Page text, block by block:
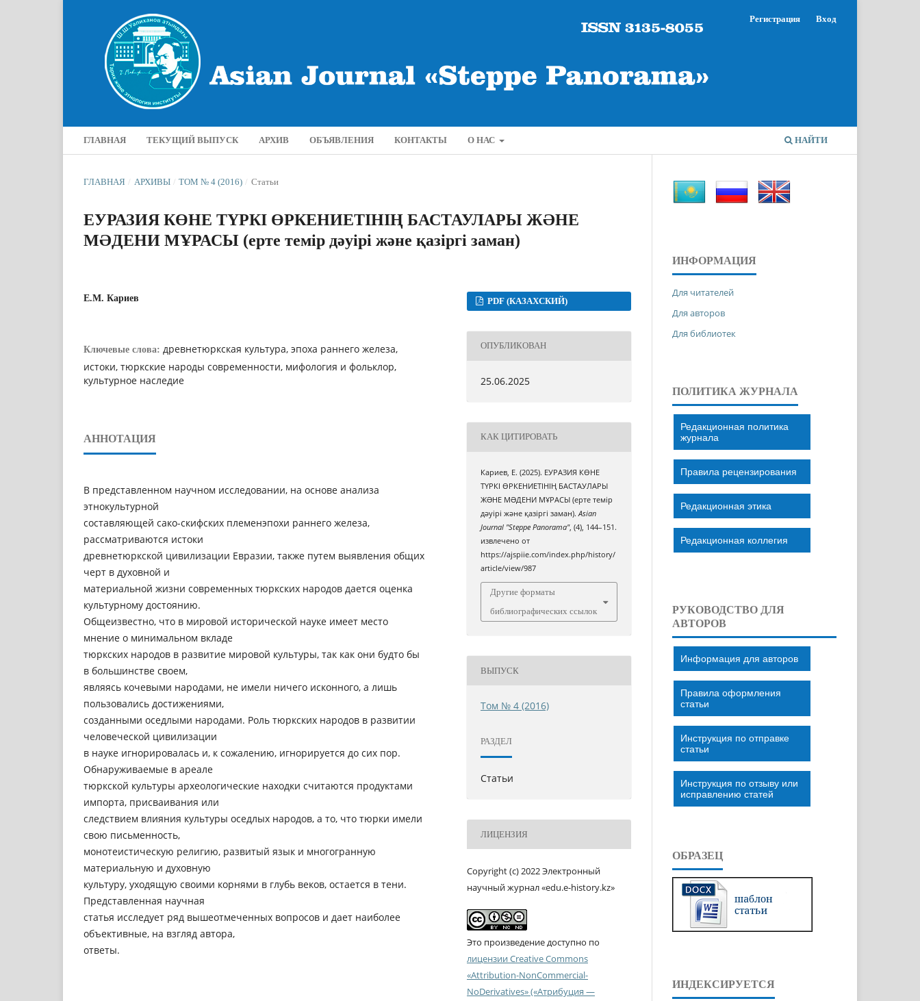
ГЛАВНАЯ ТЕКУЩИЙ ВЫПУСК АРХИВ ОБЪЯВЛЕНИЯ КОНТАКТЫ О НАС НАЙТИ
Регистрация Вход
ГЛАВНАЯ / АРХИВЫ / ТОМ № 4 (2016) / Статьи
ЕУРАЗИЯ КӨНЕ ТҮРКІ ӨРКЕНИЕТІНІҢ БАСТАУЛАРЫ ЖƏНЕ
МƏДЕНИ МҰРАСЫ (ерте темір дәуірі және қазіргі заман)
Е.М. Кариев
Ключевые слова: древнетюркская культура, эпоха раннего железа,
истоки, тюркские народы современности, мифология и фольклор,
культурное наследие
АННОТАЦИЯ
В представленном научном исследовании, на основе анализа
этнокультурной
составляющей сако-скифских племенэпохи раннего железа,
рассматриваются истоки
древнетюркской цивилизации Евразии, также путем выявления общих
черт в духовной и
материальной жизни современных тюркских народов дается оценка
культурному достоянию.
Общеизвестно, что в мировой исторической науке имеет место
мнение о минимальном вкладе
тюркских народов в развитие мировой культуры, так как они будто бы
в большинстве своем,
являясь кочевыми народами, не имели ничего исконного, а лишь
пользовались достижениями,
созданными оседлыми народами. Роль тюркских народов в развитии
человеческой цивилизации
в науке игнорировалась и, к сожалению, игнорируется до сих пор.
Обнаруживаемые в ареале
тюркской культуры археологические находки считаются продуктами
импорта, присваивания или
следствием влияния культуры оседлых народов, а то, что тюрки имели
свою письменность,
монотеистическую религию, развитый язык и многогранную
материальную и духовную
культуру, уходящую своими корнями в глубь веков, остается в тени.
Представленная научная
статья исследует ряд вышеотмеченных вопросов и дает наиболее
объективные, на взгляд автора,
ответы.
PDF (КАЗАХСКИЙ)
ОПУБЛИКОВАН
25.06.2025
КАК ЦИТИРОВАТЬ
Кариев, Е. (2025). ЕУРАЗИЯ КӨНЕ
ТҮРКІ ӨРКЕНИЕТІНІҢ БАСТАУЛАРЫ
ЖƏНЕ МƏДЕНИ МҰРАСЫ (ерте темір
дәуірі және қазіргі заман).Asian
Journal "Steppe Panorama", (4), 144–151.
извлечено от
https://ajspiie.com/index.php/history/
article/view/987
Другие форматы
библиографических ссылок
ВЫПУСК
Том № 4 (2016)
РАЗДЕЛ
Статьи
ЛИЦЕНЗИЯ
Copyright (c) 2022 Электронный
научный журнал «edu.e-history.kz»
Это произведение доступно по
лицензии Creative Commons
«Attribution-NonCommercial-
NoDerivatives» («Атрибуция —
ИНФОРМАЦИЯ
Для читателей
Для авторов
Для библиотек
ПОЛИТИКА ЖУРНАЛА
Редакционная политика
журнала
Правила рецензирования
Редакционная этика
Редакционная коллегия
РУКОВОДСТВО ДЛЯ
АВТОРОВ
Информация для авторов
Правила оформления
статьи
Инструкция по отправке
статьи
Инструкция по отзыву или
исправлению статей
ОБРАЗЕЦ
ИНДЕКСИРУЕТСЯ